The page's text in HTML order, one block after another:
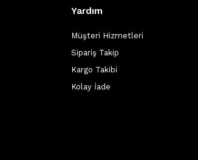
Yardım
Müşteri Hizmetleri
Sipariş Takip
Kargo Takibi
Kolay İade